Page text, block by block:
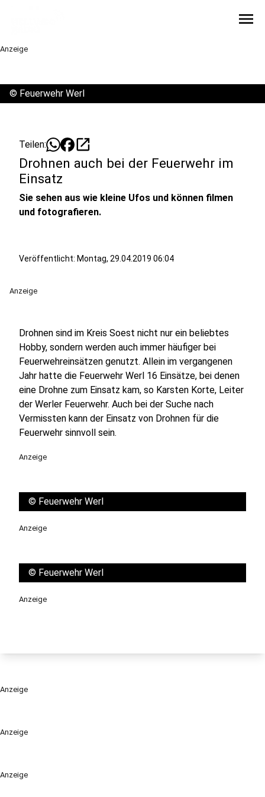
menu
Anzeige
Anzeige
Anzeige
© Feuerwehr Werl
Teilen: open_in_new
Drohnen auch bei der Feuerwehr im
Einsatz
Sie sehen aus wie kleine Ufos und können filmen
und fotografieren.
Veröffentlicht: Montag, 29.04.2019 06:04
Anzeige
Drohnen sind im Kreis Soest nicht nur ein beliebtes
Hobby, sondern werden auch immer häufiger bei
Feuerwehreinsätzen genutzt. Allein im vergangenen
Jahr hatte die Feuerwehr Werl 16 Einsätze, bei denen
eine Drohne zum Einsatz kam, so Karsten Korte, Leiter
der Werler Feuerwehr. Auch bei der Suche nach
Vermissten kann der Einsatz von Drohnen für die
Feuerwehr sinnvoll sein.
Anzeige
© Feuerwehr Werl
Anzeige
© Feuerwehr Werl
Anzeige
Anzeige